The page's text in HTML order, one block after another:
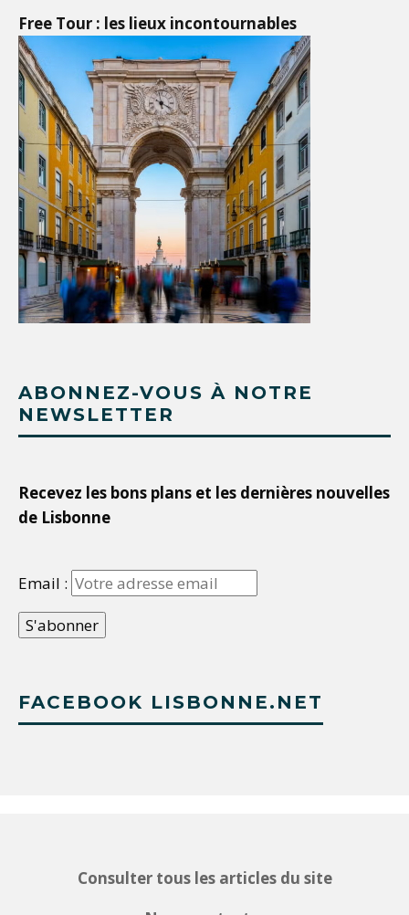
Free Tour : les lieux incontournables
ABONNEZ-VOUS À NOTRE
NEWSLETTER
Recevez les bons plans et les dernières nouvelles
de Lisbonne
Email :
FACEBOOK LISBONNE.NET
Consulter tous les articles du site